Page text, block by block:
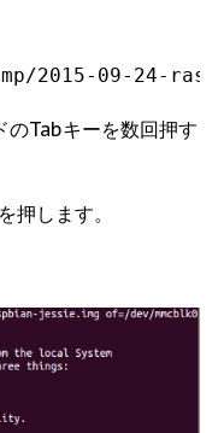
2015-09-24-
Tabキーを数回押す
押します。